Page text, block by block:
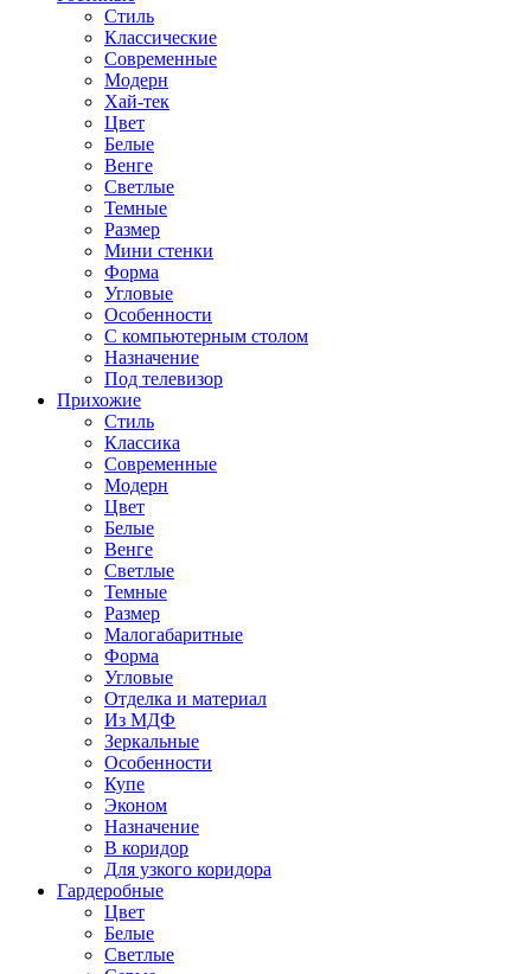
Стиль
Классические
Современные
Модерн
Хай-тек
Цвет
Белые
Венге
Светлые
Темные
Размер
Мини стенки
Форма
Угловые
Особенности
С компьютерным столом
Назначение
Под телевизор
Прихожие
Стиль
Классика
Современные
Модерн
Цвет
Белые
Венге
Светлые
Темные
Размер
Малогабаритные
Форма
Угловые
Отделка и материал
Из МДФ
Зеркальные
Особенности
Купе
Эконом
Назначение
В коридор
Для узкого коридора
Гардеробные
Цвет
Белые
Светлые